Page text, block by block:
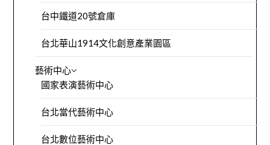
台中鐵道20號倉庫
台北華山1914文化創意產業園區
藝術中心
國家表演藝術中心
台北當代藝術中心
台北數位藝術中心